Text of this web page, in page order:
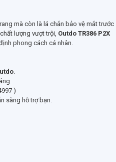
mà còn là lá chắn bảo vệ mắt trước
lượng vượt trội, Outdo TR386 P2X
phong cách cá nhân.
)
sàng hỗ trợ bạn.